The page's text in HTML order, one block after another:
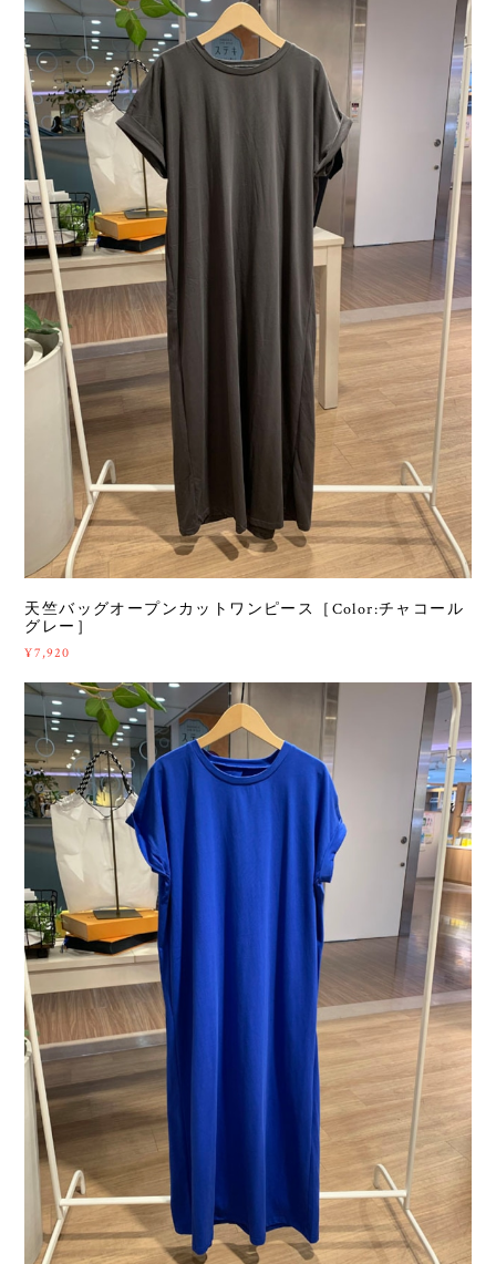
天竺バッグオープンカットワンピース［Color:チャコール
グレー］
¥7,920